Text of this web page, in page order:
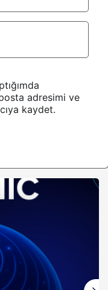
adresimi ve
kaydet.